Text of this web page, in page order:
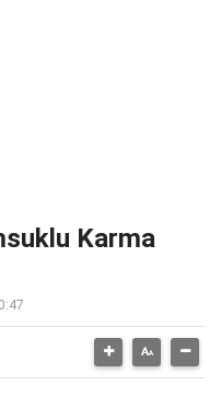
Karma